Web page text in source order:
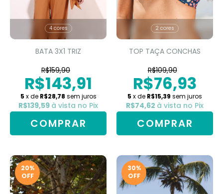
4 cores
BATA 3X1 TRIZ
R$159,90
R$143,91
5 x de R$28,78 sem juros
R$139,59 à vista no Pix
COMPRAR
2 cores
TOP TAÇA CONCHAS
R$109,90
R$76,93
5 x de R$15,39 sem juros
R$74,62 à vista no Pix
COMPRAR
20%
OFF
30%
OFF